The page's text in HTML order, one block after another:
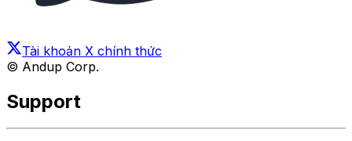
Tài khoản X chính thức
© Andup Corp.
Support